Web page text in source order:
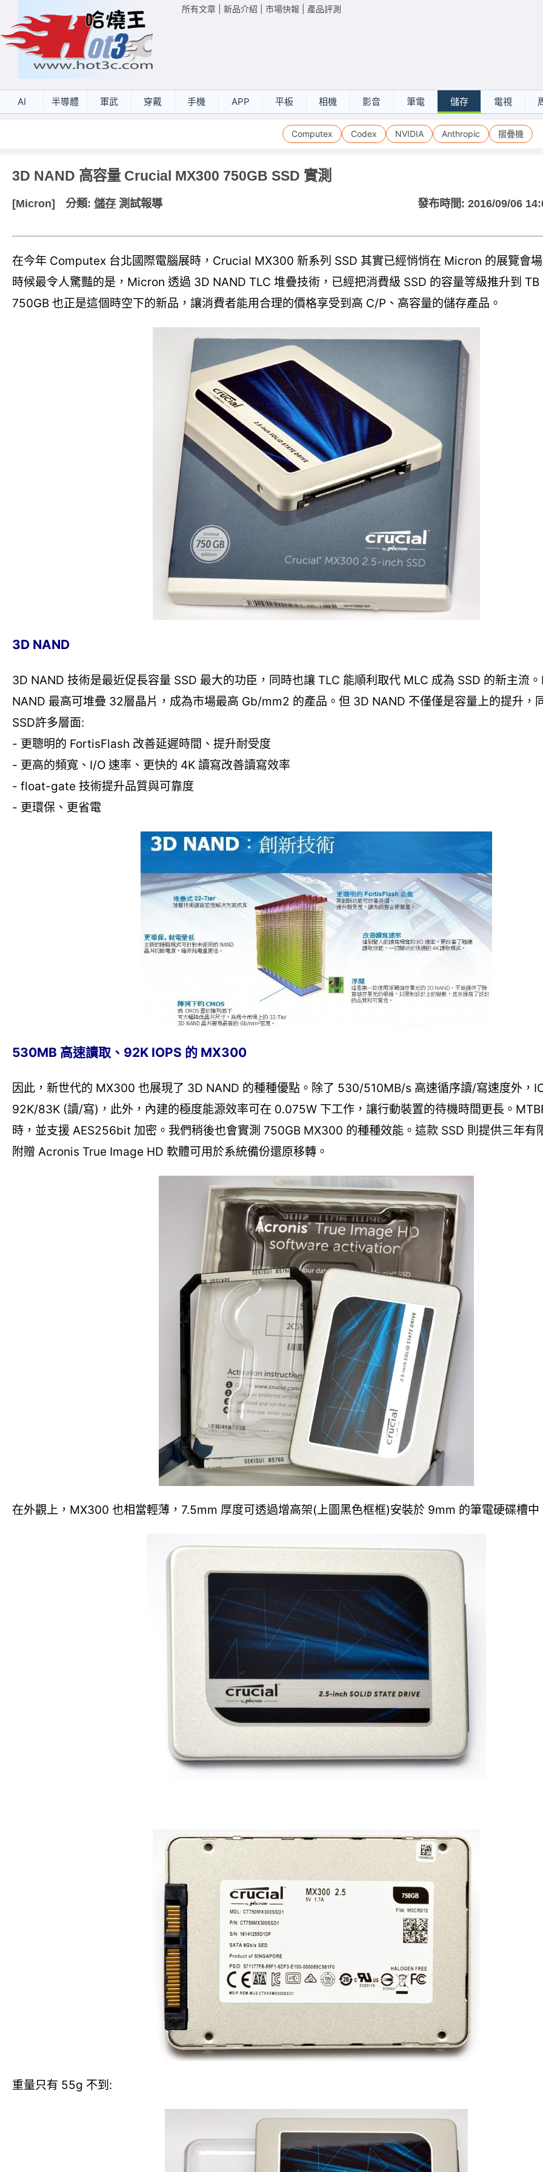
所有文章 新品介紹 市場快報 產品評測
AI 半導體 軍武 穿戴 手機 APP 平板 相機 影音 筆電 儲存 電視
Computex Codex NVIDIA Anthropic 摺疊機
3D NAND 高容量 Crucial MX300 750GB SSD 實測
[Micron] 分類: 儲存 測試報導 發布時間: 2016/09/06
在今年 Computex 台北國際電腦展時，Crucial MX300 新系列 SSD 其實已經悄悄在 Micron 的展覽會
時候最令人驚豔的是，Micron 透過 3D NAND TLC 堆疊技術，已經把消費級 SSD 的容量等級推升到 TB
750GB 也正是這個時空下的新品，讓消費者能用合理的價格享受到高 C/P、高容量的儲存產品。
3D NAND
3D NAND 技術是最近促長容量 SSD 最大的功臣，同時也讓 TLC 能順利取代 MLC 成為 SSD 的新主流
NAND 最高可堆疊 32層晶片，成為市場最高 Gb/mm2 的產品。但 3D NAND 不僅僅是容量上的提升，
SSD許多層面:
- 更聰明的 FortisFlash 改善延遲時間、提升耐受度
- 更高的頻寬、I/O 速率、更快的 4K 讀寫改善讀寫效率
- float-gate 技術提升品質與可靠度
- 更環保、更省電
530MB 高速讀取、92K IOPS 的 MX300
因此，新世代的 MX300 也展現了 3D NAND 的種種優點。除了 530/510MB/s 高速循序讀/寫速度外，
92K/83K (讀/寫)，此外，內建的極度能源效率可在 0.075W 下工作，讓行動裝置的待機時間更長。
時，並支援 AES256bit 加密。我們稍後也會實測 750GB MX300 的種種效能。這款 SSD 則提供三年有
附贈 Acronis True Image HD 軟體可用於系統備份還原移轉。
在外觀上，MX300 也相當輕薄，7.5mm 厚度可透過增高架(上圖黑色框框)安裝於 9mm 的筆電硬碟槽中
重量只有 55g 不到: